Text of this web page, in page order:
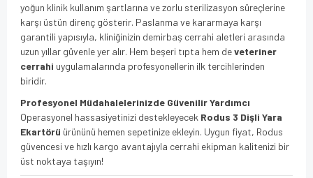
yoğun klinik kullanım şartlarına ve zorlu sterilizasyon süreçlerine
karşı üstün direnç gösterir. Paslanma ve kararmaya karşı
garantili yapısıyla, kliniğinizin demirbaş cerrahi aletleri arasında
uzun yıllar güvenle yer alır. Hem beşeri tıpta hem deveteriner
cerrahi uygulamalarında profesyonellerin ilk tercihlerinden
biridir.
Profesyonel Müdahalelerinizde Güvenilir Yardımcı
Operasyonel hassasiyetinizi destekleyecek Rodus 3 Dişli Yara
Ekartörü ürününü hemen sepetinize ekleyin. Uygun fiyat, Rodus
güvencesi ve hızlı kargo avantajıyla cerrahi ekipman kalitenizi bir
üst noktaya taşıyın!